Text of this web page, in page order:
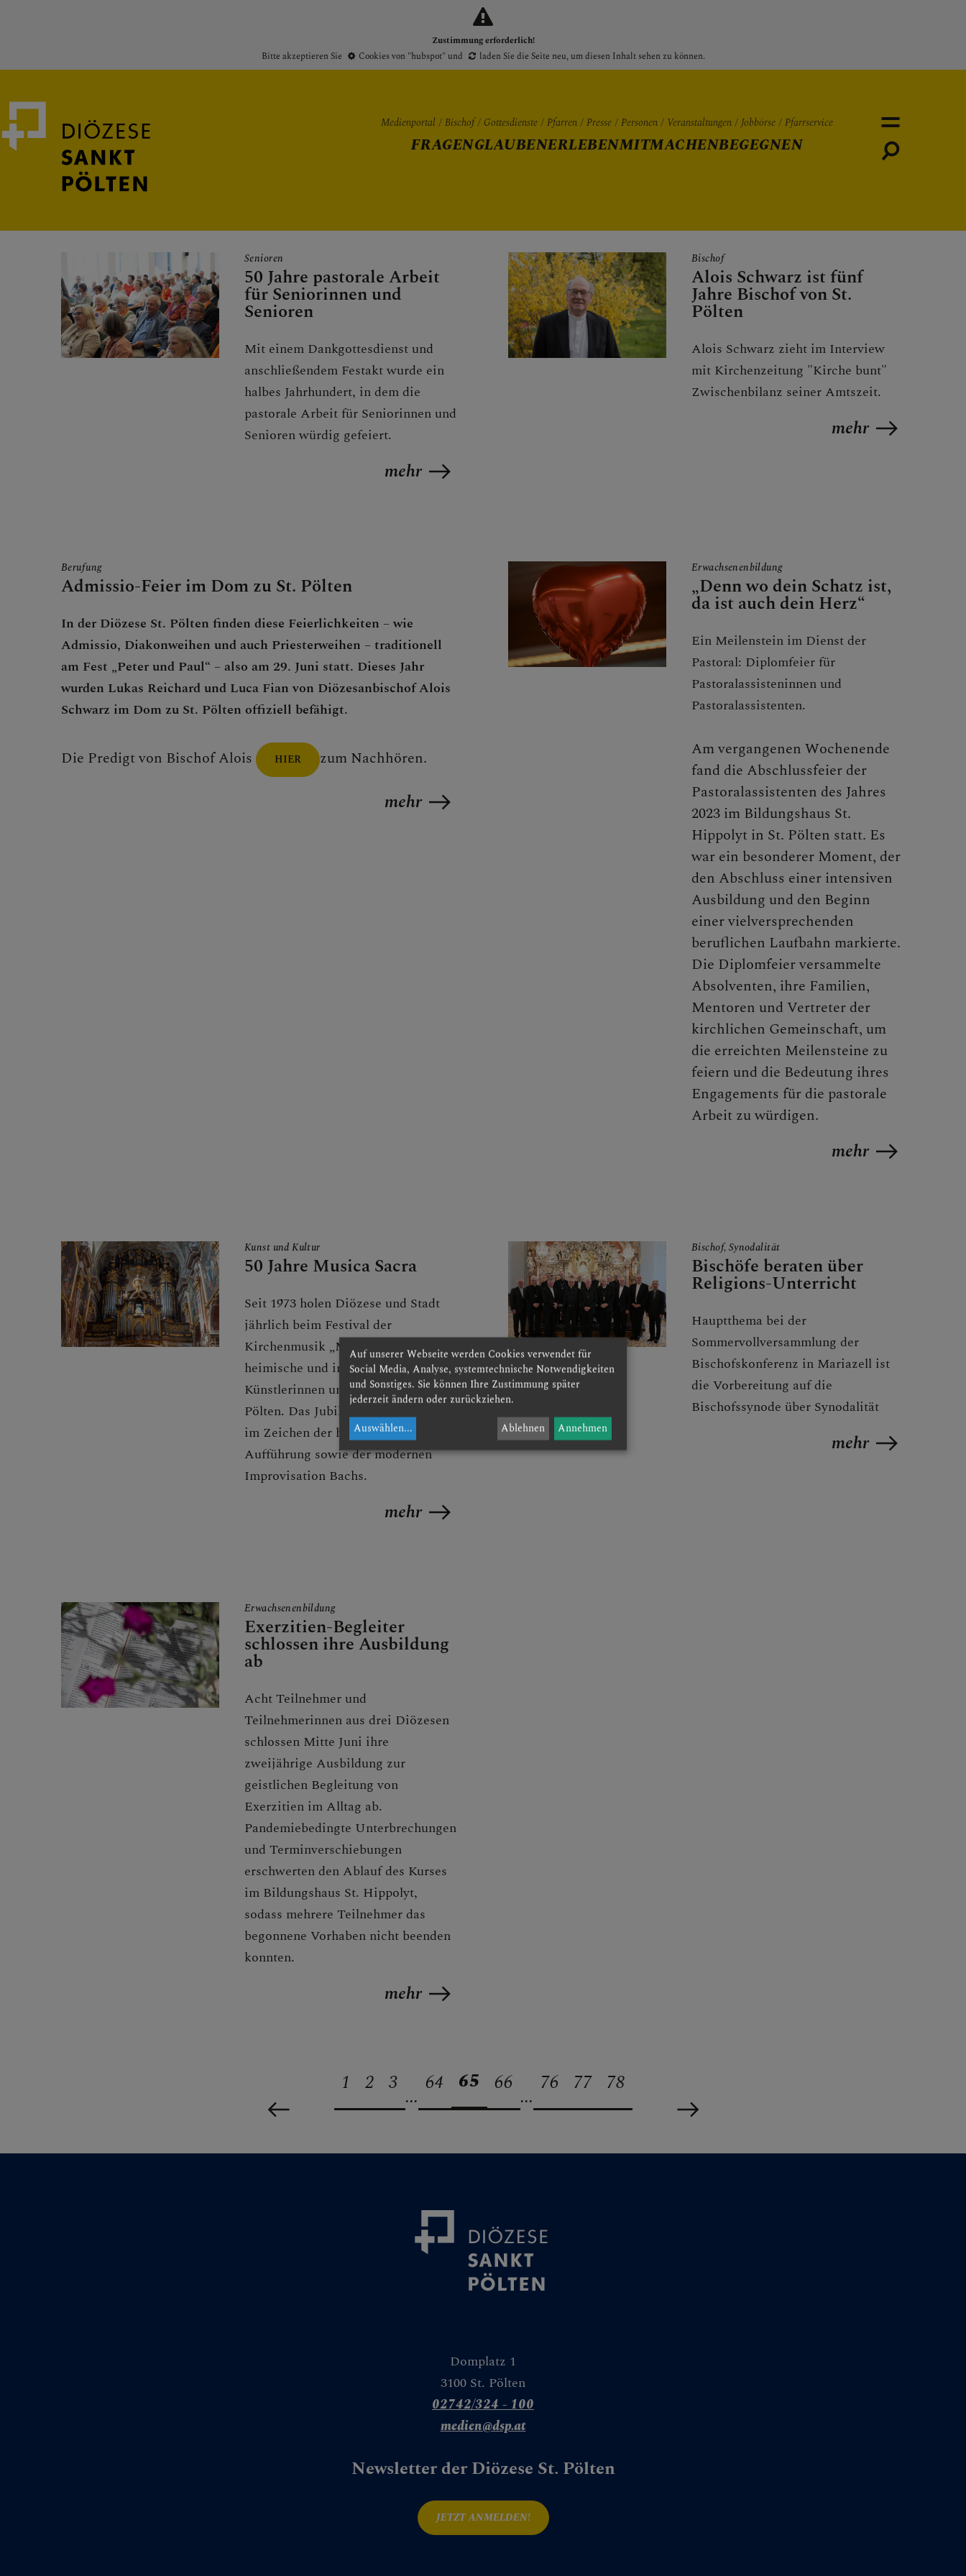
Zustimmung erforderlich!
Bitte akzeptieren Sie
Cookies von "hubspot"und laden Sie die Seite neu, um diesen Inhalt sehen zu können.
Medienportal Bischof Pfarren Presse Personen
FRAGEN
ERLEBEN
MITMACHEN
BEGEGNEN
Medienportal Bischof Gottesdienste Pfarren Presse Personen Veranstaltungen Jobbörse Pfarrservice
FRAGENGLAUBENERLEBENMITMACHENBEGEGNEN
Senioren
50 Jahre pastorale Arbeit
für Seniorinnen und
Senioren
Mit einem Dankgottesdienst und
anschließendem Festakt wurde ein
halbes Jahrhundert, in dem die
pastorale Arbeit für Seniorinnen und
Senioren würdig gefeiert.
mehr
Bischof
Alois Schwarz ist fünf
Jahre Bischof von St.
Pölten
Alois Schwarz zieht im Interview
mit Kirchenzeitung "Kirche bunt"
Zwischenbilanz seiner Amtszeit.
mehr
Berufung
Admissio-Feier im Dom zu St. Pölten
In der Diözese St. Pölten finden diese Feierlichkeiten – wie
Admissio, Diakonweihen und auch Priesterweihen – traditionell
am Fest „Peter und Paul“ – also am 29. Juni statt. Dieses Jahr
wurden Lukas Reichard und Luca Fian von Diözesanbischof Alois
Schwarz im Dom zu St. Pölten offiziell befähigt.
Die Predigt von Bischof Alois HIER zum Nachhören.
mehr
Erwachsenenbildung
„Denn wo dein Schatz ist,
da ist auch dein Herz“
Ein Meilenstein im Dienst der
Pastoral: Diplomfeier für
Pastoralassisteninnen und
Pastoralassistenten.
Am vergangenen Wochenende
fand die Abschlussfeier der
Pastoralassistenten des Jahres
2023 im Bildungshaus St.
Hippolyt in St. Pölten statt. Es
war ein besonderer Moment, der
den Abschluss einer intensiven
Ausbildung und den Beginn
einer vielversprechenden
beruflichen Laufbahn markierte.
Die Diplomfeier versammelte
Absolventen, ihre Familien,
Mentoren und Vertreter der
kirchlichen Gemeinschaft, um
die erreichten Meilensteine zu
feiern und die Bedeutung ihres
Engagements für die pastorale
Arbeit zu würdigen.
mehr
Kunst und Kultur
50 Jahre Musica Sacra
Seit 1973 holen Diözese und Stadt
jährlich beim Festival der
Kirchenmusik „Musica Sacra“
heimische und internationale
Künstlerinnen und Künstlernach St.
Pölten. Das Jubiläumsjahr 2023 steht
im Zeichen der historischen
Aufführung sowie der modernen
Improvisation Bachs.
mehr
Bischof, Synodalität
Bischöfe beraten über
Religions-Unterricht
Hauptthema bei der
Sommervollversammlung der
Bischofskonferenz in Mariazell ist
die Vorbereitung auf die
Bischofssynode über Synodalität
mehr
Erwachsenenbildung
Exerzitien-Begleiter
schlossen ihre Ausbildung
ab
Acht Teilnehmer und
Teilnehmerinnen aus drei Diözesen
schlossen Mitte Juni ihre
zweijährige Ausbildung zur
geistlichen Begleitung von
Exerzitien im Alltag ab.
Pandemiebedingte Unterbrechungen
und Terminverschiebungen
erschwerten den Ablauf des Kurses
im Bildungshaus St. Hippolyt,
sodass mehrere Teilnehmer das
begonnene Vorhaben nicht beenden
konnten.
mehr
1 2 3
...
64 65 66
...
76 77 78
Domplatz 1
3100 St. Pölten
02742/324 - 100
medien@dsp.at
Newsletter der Diözese St. Pölten
JETZT ANMELDEN!
Auf unserer Webseite werden Cookies verwendet für
Social Media, Analyse, systemtechnische Notwendigkeiten
und Sonstiges. Sie können Ihre Zustimmung später
jederzeit ändern oder zurückziehen.
Auswählen... Ablehnen Annehmen